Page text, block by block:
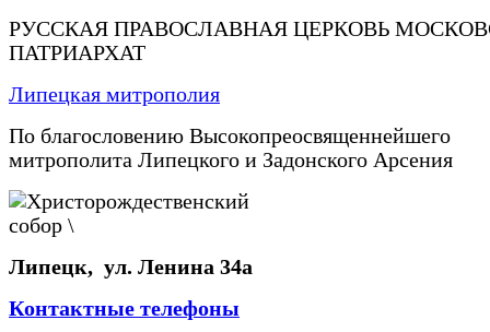
РУССКАЯ ПРАВОСЛАВНАЯ ЦЕРКОВЬ
ПАТРИАРХАТ
Липецкая митрополия
По благословению Высокопреосвященнейшего
митрополита Липецкого и Задонского Арсения
Липецк, ул. Ленина 34а
Контактные телефоны